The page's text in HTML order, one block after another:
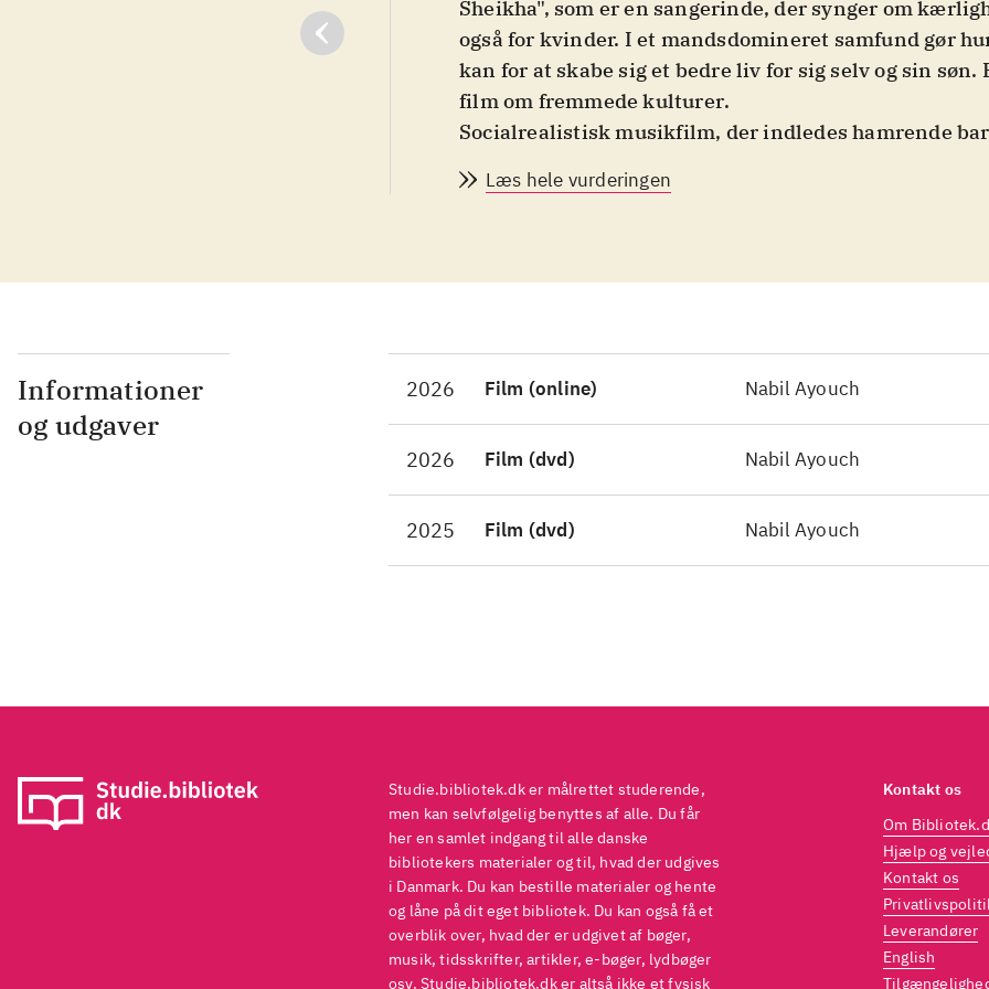
Sheikha", som er en sangerinde, der synger om
også for kvinder. I et mandsdomineret samfund gør
kan for at skabe sig et bedre liv for sig selv og sin søn.
film om fremmede kulturer.
Socialrealistisk musikfilm, der indledes hamrende
sætter hele rammen for filmen og den konstante frygt
selvsikker artist, som mænd gør alt for at holde nede
ind på at kunne leve godt som sanger i storbyen
ældre violinist ser hende endelig, som den artist hun
præstation af hovedrolleindehaveren Nisrin Erradi.
og sætter fokus på, hvordan kvinder fornedres i
grad i musikmiljøet. Uanset hvad hun gør, bliver hun
og ikke artist. Desværre er filmen for langsommelig
Læs hele vurderingen
Informationer
og udgaver
2026 Film (online) Nabil Ayouch
2026 Film (dvd) Nabil Ayouch
2025 Film (dvd) Nabil Ayouch
Studie.bibliotek.dk er målrettet studerende,
men kan selvfølgelig benyttes af alle. Du får
her en samlet indgang til alle danske
bibliotekers materialer og til, hvad der udgives
i Danmark. Du kan bestille materialer og hente
og låne på dit eget bibliotek. Du kan også få et
overblik over, hvad der er udgivet af bøger,
musik, tidsskrifter, artikler, e-bøger, lydbøger
osv. Studie.bibliotek.dk er altså ikke et fysisk
Kontakt os
Om
Hjælp og
Kontakt os
Leverandører
English